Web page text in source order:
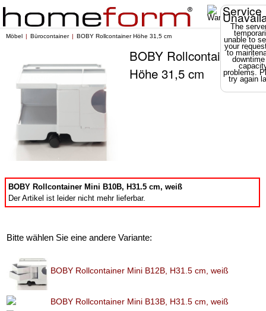
Service
The
unable to
your
to
problems.
try again
Möbel Bürocontainer BOBY Rollcontainer Höhe 31,5 cm
BOBY Rollcontainer
Höhe 31,5 cm
BOBY Rollcontainer Mini B10B, H31.5 cm, weiß
Der Artikel ist leider nicht mehr lieferbar.
Bitte wählen Sie eine andere Variante:
BOBY Rollcontainer Mini B12B, H31.5 cm, weiß
BOBY Rollcontainer Mini B13B, H31.5 cm, weiß